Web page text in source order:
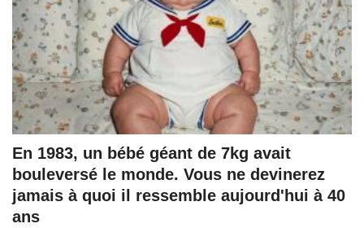
En 1983, un bébé géant de 7kg avait
bouleversé le monde. Vous ne devinerez
jamais à quoi il ressemble aujourd'hui à 40
ans